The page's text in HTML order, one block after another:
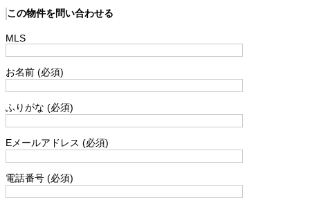
この物件を問い合わせる
MLS
お名前 (必須)
ふりがな (必須)
Eメールアドレス (必須)
電話番号 (必須)